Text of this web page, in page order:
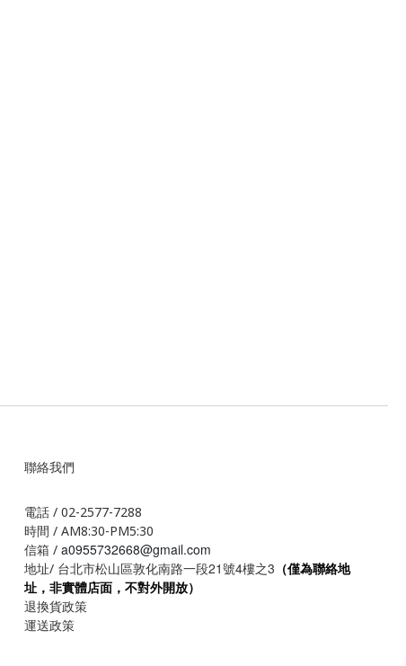
聯絡我們
電話 / 02-2577-7288
時間 / AM8:30-PM5:30
信箱 / a0955732668@gmail.com
地址/ 台北市松山區敦化南路一段21號4樓之3 （僅為聯絡地
址，非實體店面，不對外開放）
退換貨政策
運送政策